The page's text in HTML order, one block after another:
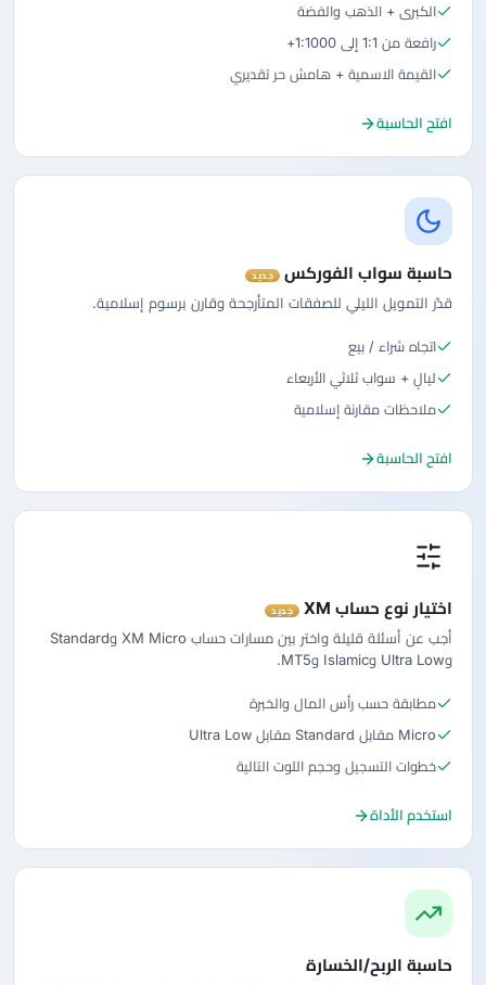
الكبرى + الذهب والفضة
رافعة من 1:1 إلى 1:1000+
القيمة الاسمية + هامش حر تقديري
افتح الحاسبة
حاسبة سواب الفوركس جديد
قدّر التمويل الليلي للصفقات المتأرجحة وقارن برسوم إسلامية.
اتجاه شراء / بيع
ليالٍ + سواب ثلاثي الأربعاء
ملاحظات مقارنة إسلامية
افتح الحاسبة
اختيار نوع حساب XM جديد
أجب عن أسئلة قليلة واختر بين مسارات حساب XM Micro وStandard
وUltra Low وIslamic وMT5.
مطابقة حسب رأس المال والخبرة
Micro مقابل Standard مقابل Ultra Low
خطوات التسجيل وحجم اللوت التالية
استخدم الأداة
حاسبة الربح/الخسارة